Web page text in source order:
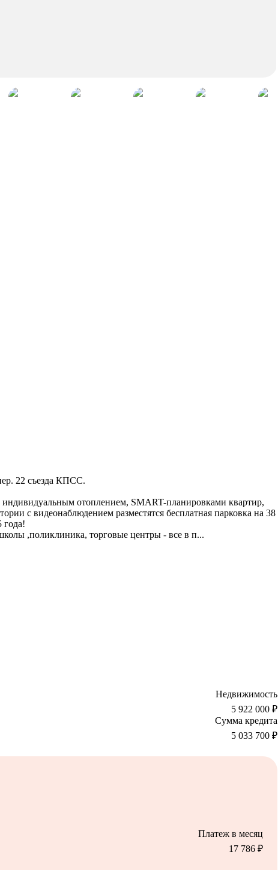
22 съезда КПСС.
отоплением, SMART-планировками квартир,
c видеонаблюдением разместятся бесплатная парковка на 38
года!
,поликлиника, торговые центры - все в п...
Недвижимость
5 922 000 ₽
Сумма кредита
5 033 700 ₽
Платеж в месяц
17 786 ₽